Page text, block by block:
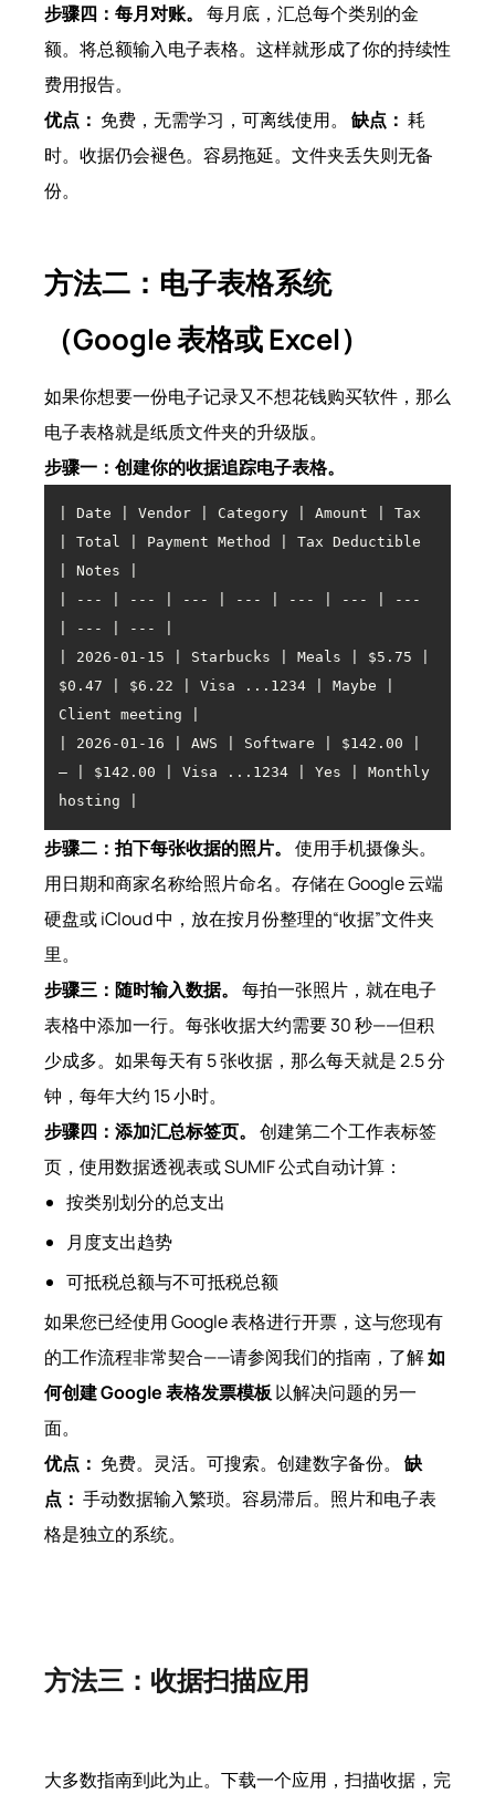
步骤四：每月对账。 每月底，汇总每个类别的金
额。将总额输入电子表格。这样就形成了你的持续性
费用报告。
优点： 免费，无需学习，可离线使用。 缺点： 耗
时。收据仍会褪色。容易拖延。文件夹丢失则无备
份。
方法二：电子表格系统
（Google 表格或 Excel）
如果你想要一份电子记录又不想花钱购买软件，那么
电子表格就是纸质文件夹的升级版。
步骤一：创建你的收据追踪电子表格。
| Date | Vendor | Category | Amount | Tax
| Total | Payment Method | Tax Deductible
| --- | --- | --- | --- | --- | --- | ---
| 2026-01-15 | Starbucks | Meals | $5.75 |
$0.47 | $6.22 | Visa ...1234 | Maybe |
| 2026-01-16 | AWS | Software | $142.00 |
— | $142.00 | Visa ...1234 | Yes | Monthly
hosting |
步骤二：拍下每张收据的照片。 使用手机摄像头。
用日期和商家名称给照片命名。存储在 Google 云端
硬盘或 iCloud 中，放在按月份整理的“收据”文件夹
里。
步骤三：随时输入数据。 每拍一张照片，就在电子
表格中添加一行。每张收据大约需要 30 秒——但积
少成多。如果每天有 5 张收据，那么每天就是 2.5 分
钟，每年大约 15 小时。
步骤四：添加汇总标签页。 创建第二个工作表标签
页，使用数据透视表或 SUMIF 公式自动计算：
按类别划分的总支出
月度支出趋势
可抵税总额与不可抵税总额
如果您已经使用 Google 表格进行开票，这与您现有
的工作流程非常契合——请参阅我们的指南，了解如
何创建 Google 表格发票模板以解决问题的另一
面。
优点： 免费。灵活。可搜索。创建数字备份。 缺
点： 手动数据输入繁琐。容易滞后。照片和电子表
格是独立的系统。
方法三：收据扫描应用
大多数指南到此为止。下载一个应用，扫描收据，完